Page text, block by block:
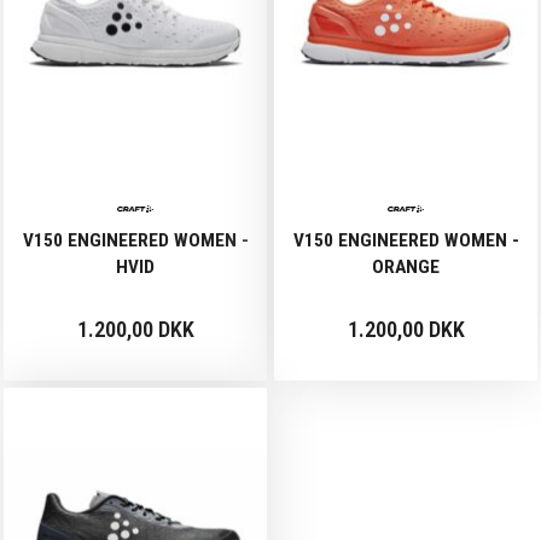
V150 ENGINEERED WOMEN -
HVID
1.200,00 DKK
V150 ENGINEERED WOMEN -
ORANGE
1.200,00 DKK